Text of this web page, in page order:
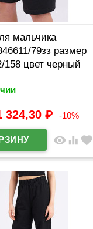
мальчика
79зз размер
158 цвет черный
324,30₽ -10%
visibility equalizer favorite